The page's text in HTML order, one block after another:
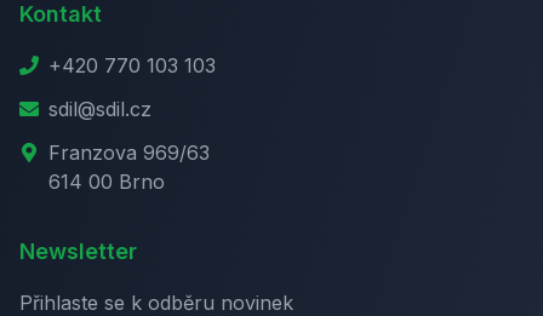
Kontakt
+420 770 103 103
sdil@sdil.cz
Franzova 969/63
614 00 Brno
Newsletter
Přihlaste se k odběru novinek